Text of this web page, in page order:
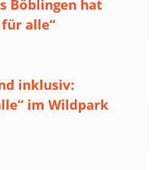
Böblingen hat
alle“
inklusiv:
im Wildpark